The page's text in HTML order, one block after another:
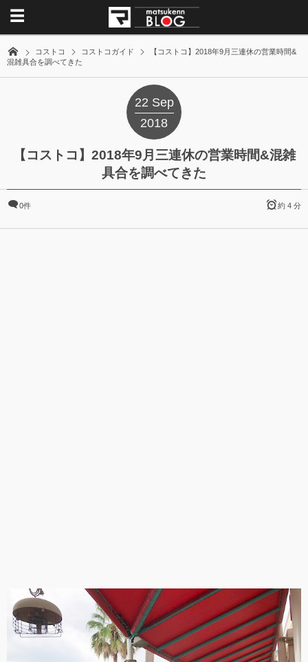
コストコ コストコガイド
【コストコ】2018年9月三連休の営業時間&
混雑具合を調べてきた
22 Sep
2018
【コストコ】2018年9月三連休の営業時間&混雑
具合を調べてきた
0件 約 4 分